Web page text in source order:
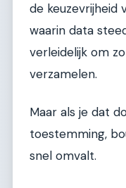
de keuzevrijheid
waarin data
verleidelijk om
verzamelen.
Maar als je dat
toestemming,
snel omvalt.